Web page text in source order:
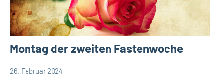
Montag der zweiten Fastenwoche
26. Februar 2024